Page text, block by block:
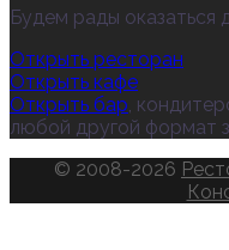
Будем рады оказаться
Открыть ресторан
Открыть кафе
Открыть бар,
любой другой формат
© 2008-2026